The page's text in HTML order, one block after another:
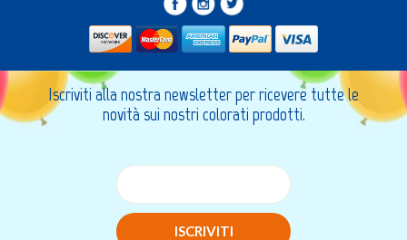
Registrati
0 Wishlist
Iscriviti alla nostra newsletter per ricevere tutte le
novità sui nostri colorati prodotti.
ISCRIVITI